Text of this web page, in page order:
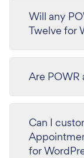
Will any
Twelve for
Are
Can I
for